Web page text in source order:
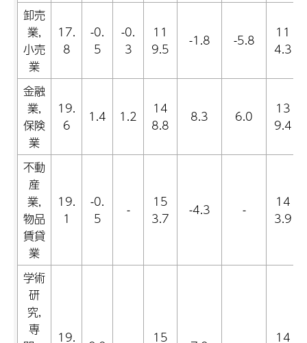
卸売
業,
小売
業
17.
8
-0.
5
-0.
3
11
9.5
-1.8 -5.8
11
4.3
金融
業,
保険
業
19.
6
1.4 1.2
14
8.8
8.3 6.0
13
9.4
不動
産
業,
物品
賃貸
業
19.
1
-0.
5
-
15
3.7
-4.3 -
14
3.9
学術
研
究,
専
19.
15
14